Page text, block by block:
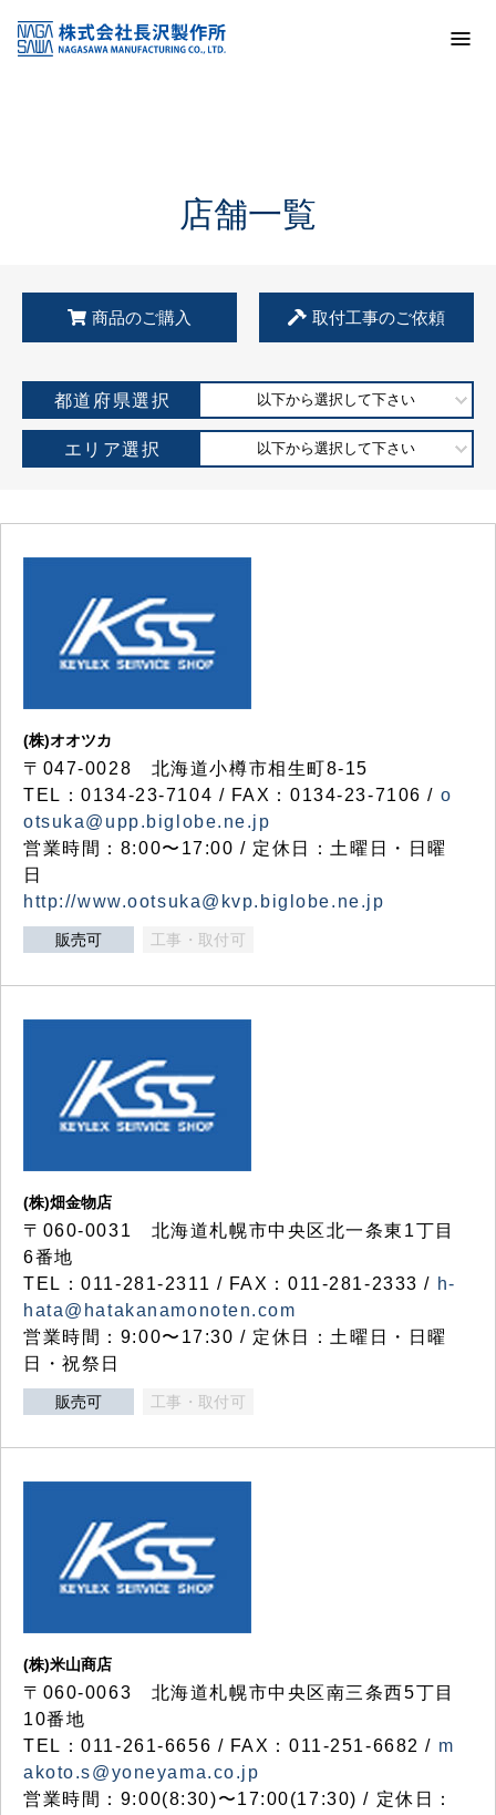
KSS加盟店・取扱店情報
店舗一覧
店舗一覧
商品のご購入 取付工事のご依頼
都道府県選択 以下から選択して下さい
エリア選択 以下から選択して下さい
(株)オオツカ
〒047-0028 北海道小樽市相生町8-15
TEL：0134-23-7104 / FAX：0134-23-7106 / o
otsuka@upp.biglobe.ne.jp
営業時間：8:00〜17:00 / 定休日：土曜日・日曜
日
http://www.ootsuka@kvp.biglobe.ne.jp
販売可 工事・取付可
(株)畑金物店
〒060-0031 北海道札幌市中央区北一条東1丁目
6番地
TEL：011-281-2311 / FAX：011-281-2333 / h-
hata@hatakanamonoten.com
営業時間：9:00〜17:30 / 定休日：土曜日・日曜
日・祝祭日
販売可 工事・取付可
(株)米山商店
〒060-0063 北海道札幌市中央区南三条西5丁目
10番地
TEL：011-261-6656 / FAX：011-251-6682 / m
akoto.s@yoneyama.co.jp
営業時間：9:00(8:30)〜17:00(17:30) / 定休日：